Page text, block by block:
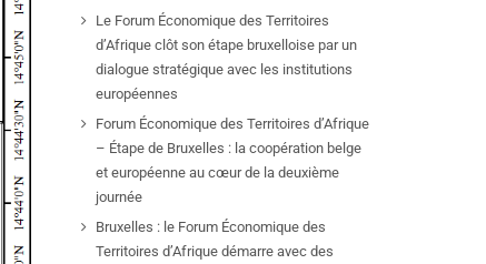
Le Forum Économique des Territoires
d’Afrique clôt son étape bruxelloise par un
dialogue stratégique avec les institutions
européennes
Forum Économique des Territoires d’Afrique
– Étape de Bruxelles : la coopération belge
et européenne au cœur de la deuxième
journée
Bruxelles : le Forum Économique des
Territoires d’Afrique démarre avec des